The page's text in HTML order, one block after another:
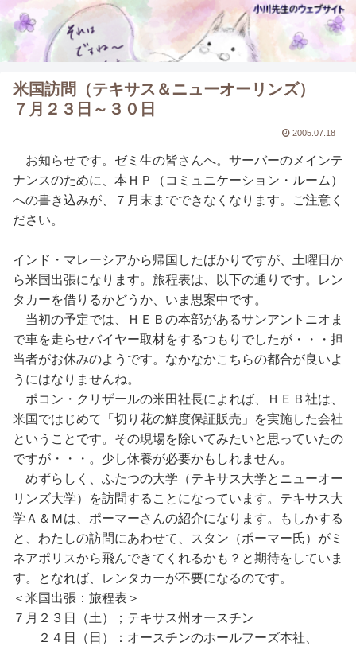
米国訪問（テキサス＆ニューオーリンズ）
７月２３日～３０日
2005.07.18
お知らせです。ゼミ生の皆さんへ。サーバーのメインテ
ナンスのために、本ＨＰ（コミュニケーション・ルーム）
への書き込みが、７月末までできなくなります。ご注意く
ださい。
インド・マレーシアから帰国したばかりですが、土曜日か
ら米国出張になります。旅程表は、以下の通りです。レン
タカーを借りるかどうか、いま思案中です。
当初の予定では、ＨＥＢの本部があるサンアントニオま
で車を走らせバイヤー取材をするつもりでしたが・・・担
当者がお休みのようです。なかなかこちらの都合が良いよ
うにはなりませんね。
ポコン・クリザールの米田社長によれば、ＨＥＢ社は、
米国ではじめて「切り花の鮮度保証販売」を実施した会社
ということです。その現場を除いてみたいと思っていたの
ですが・・・。少し休養が必要かもしれません。
めずらしく、ふたつの大学（テキサス大学とニューオー
リンズ大学）を訪問することになっています。テキサス大
学Ａ＆Ｍは、ポーマーさんの紹介になります。もしかする
と、わたしの訪問にあわせて、スタン（ポーマー氏）がミ
ネアポリスから飛んできてくれるかも？と期待をしていま
す。となれば、レンタカーが不要になるのです。
＜米国出張：旅程表＞
７月２３日（土）；テキサス州オースチン
２４日（日）：オースチンのホールフーズ本社、